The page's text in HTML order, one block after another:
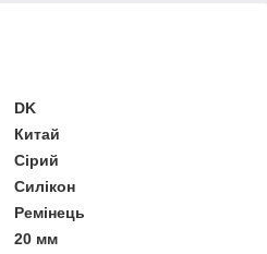
DK
Китай
Сірий
Силікон
Ремінець
20 мм